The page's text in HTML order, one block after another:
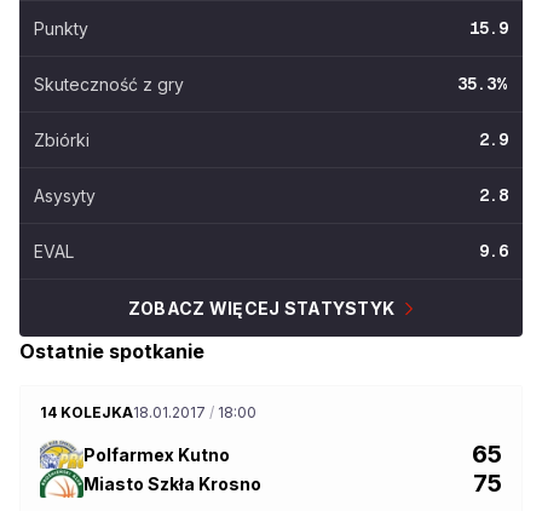
Punkty 15.9
Skuteczność z gry 35.3%
Zbiórki 2.9
Asysyty 2.8
EVAL 9.6
ZOBACZ WIĘCEJ STATYSTYK
Ostatnie spotkanie
14 KOLEJKA18.01.2017 / 18:00
Polfarmex Kutno 65
Miasto Szkła Krosno 75